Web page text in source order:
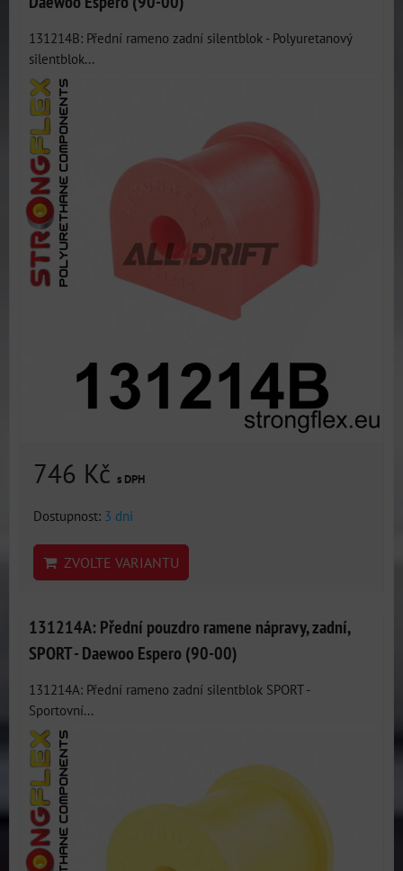
131214B: Přední rameno zadní silentblok - Polyuretanový
silentblok...
746 Kč s DPH
Dostupnost: 3 dni
ZVOLTE VARIANTU
131214A: Přední pouzdro ramene nápravy, zadní,
SPORT - Daewoo Espero (90-00)
131214A: Přední rameno zadní silentblok SPORT -
Sportovní...